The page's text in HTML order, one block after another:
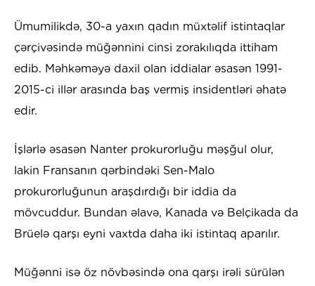
Ümumilikdə, 30-a yaxın qadın müxtəlif istintaqlar
çərçivəsində müğənnini cinsi zorakılıqda ittiham
edib. Məhkəməyə daxil olan iddialar əsasən 1991-
2015-ci illər arasında baş vermiş insidentləri əhatə
edir.
İşlərlə əsasən Nanter prokurorluğu məşğul olur,
lakin Fransanın qərbindəki Sen-Malo
prokurorluğunun araşdırdığı bir iddia da
mövcuddur. Bundan əlavə, Kanada və Belçikada da
Brüelə qarşı eyni vaxtda daha iki istintaq aparılır.
Müğənni isə öz növbəsində ona qarşı irəli sürülən